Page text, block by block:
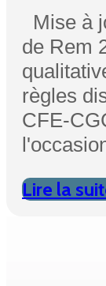
Mise à
de Rem
règles
CFE-
Lire la